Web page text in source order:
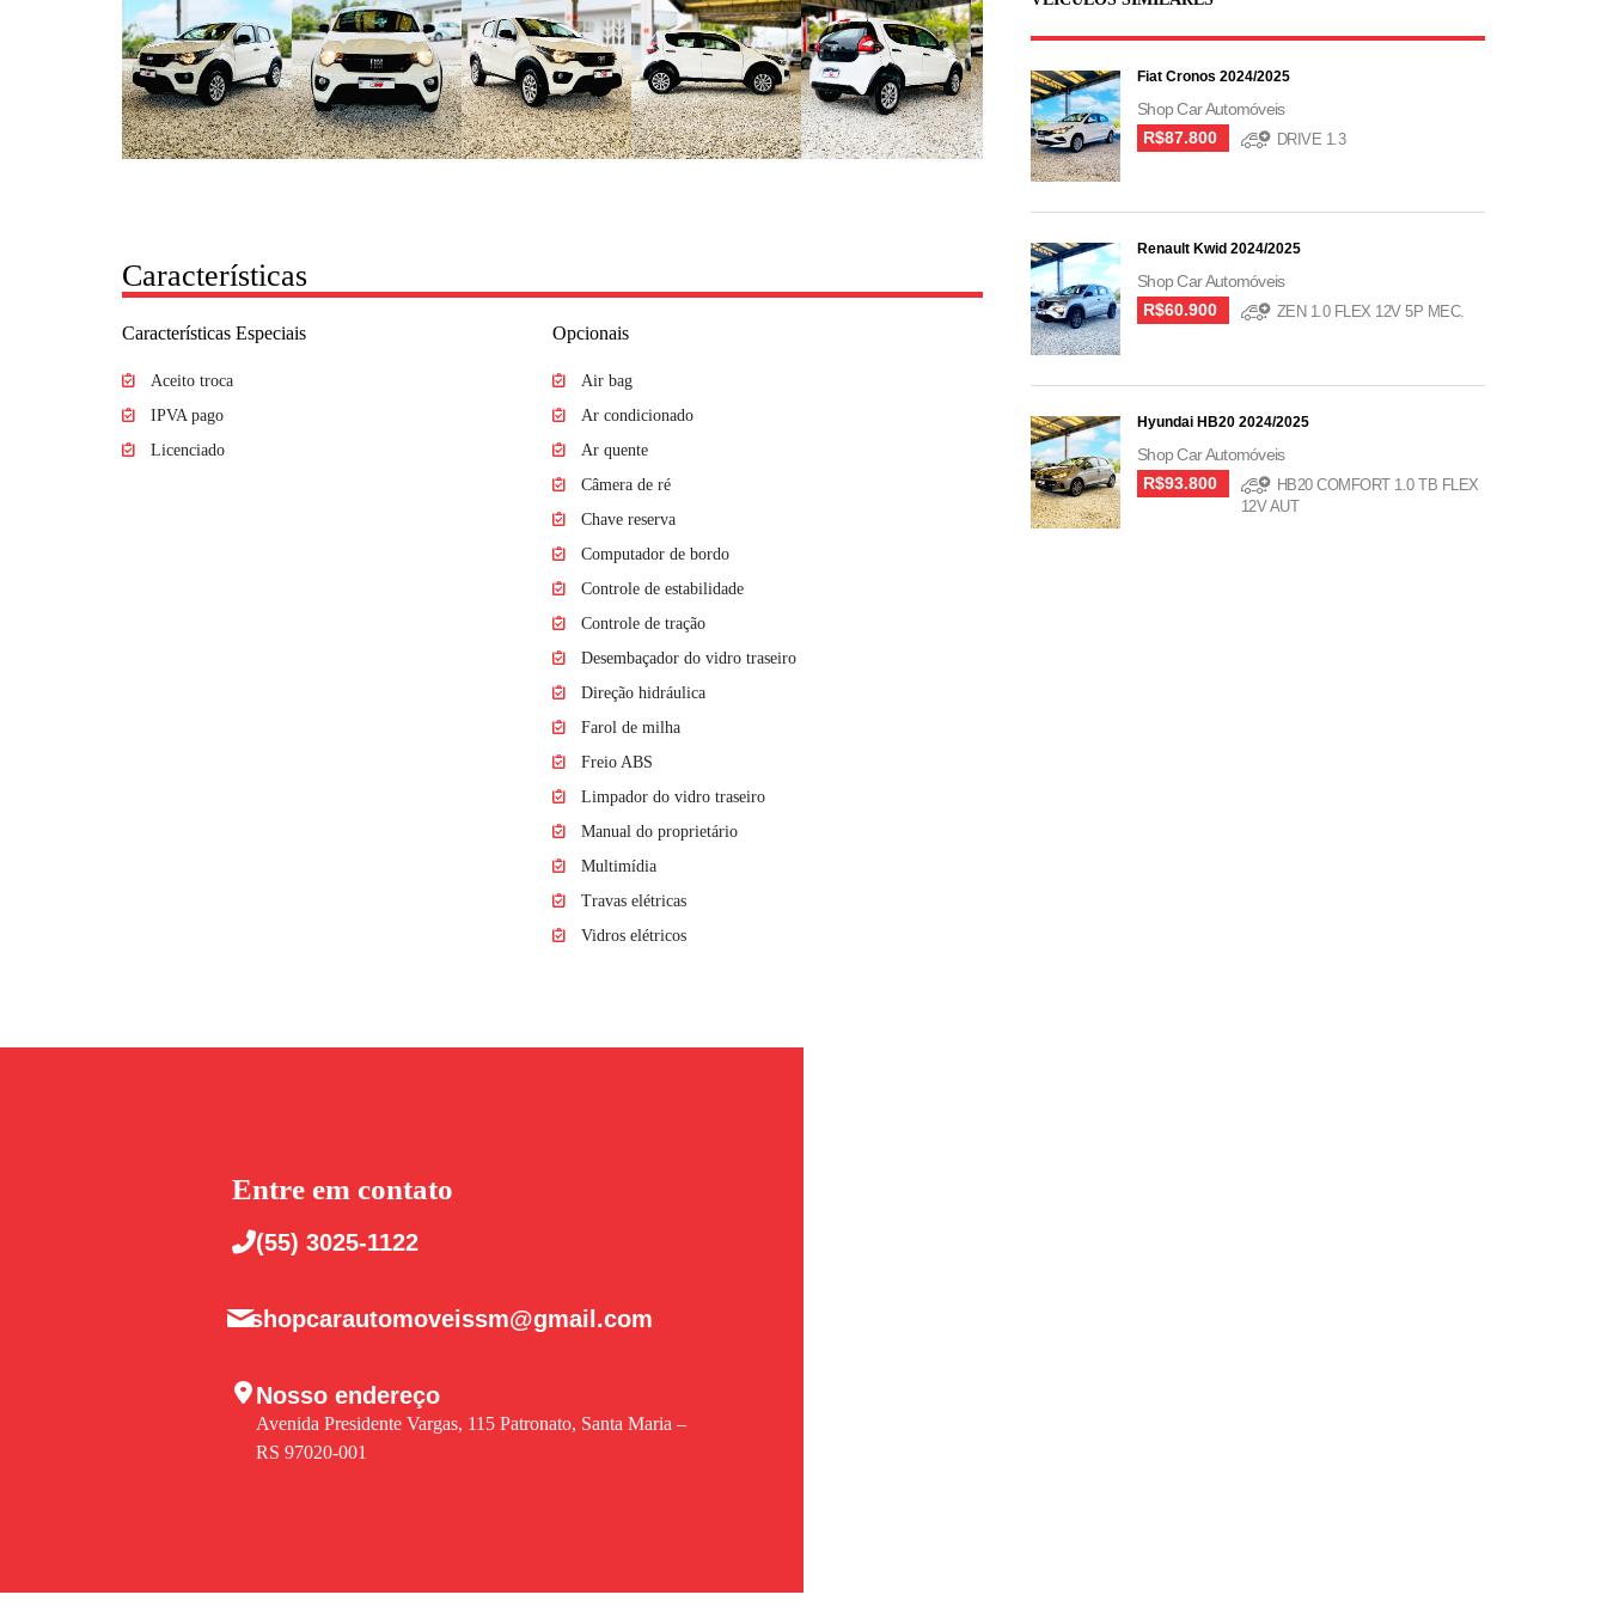
Características
Características Especiais
Aceito troca
IPVA pago
Licenciado
Opcionais
Air bag
Ar condicionado
Ar quente
Câmera de ré
Chave reserva
Computador de bordo
Controle de estabilidade
Controle de tração
Desembaçador do vidro traseiro
Direção hidráulica
Farol de milha
Freio ABS
Limpador do vidro traseiro
Manual do proprietário
Multimídia
Travas elétricas
Vidros elétricos
Fiat Cronos 2024/2025
Shop Car Automóveis
R$87.800
DRIVE 1.3
Renault Kwid 2024/2025
Shop Car Automóveis
R$60.900
ZEN 1.0 FLEX 12V 5P MEC.
Hyundai HB20 2024/2025
Shop Car Automóveis
R$93.800
HB20 COMFORT 1.0 TB FLEX
12V AUT
Entre em contato
(55) 3025-1122
shopcarautomoveissm@gmail.com
Nosso endereço
Avenida Presidente Vargas, 115 Patronato, Santa Maria –
RS 97020-001